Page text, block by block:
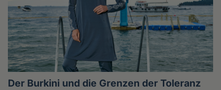
Der Burkini und die Grenzen der Toleranz